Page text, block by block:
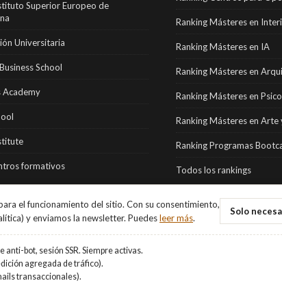
Superior Europeo de
Universitaria
School
Academy
formativos
Ranking Másteres en
Ranking Másteres en IA
Ranking Másteres en
Ranking Másteres en
Ranking Másteres en Arte
Ranking Programas
Todos los rankings
el funcionamiento del sitio. Con su consentimiento,
y enviamos la newsletter. Puedesleer más.
Solo
bot, sesión SSR. Siempre activas.
agregada de tráfico).
transaccionales).